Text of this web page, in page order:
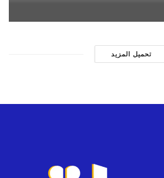
تحميل المزيد